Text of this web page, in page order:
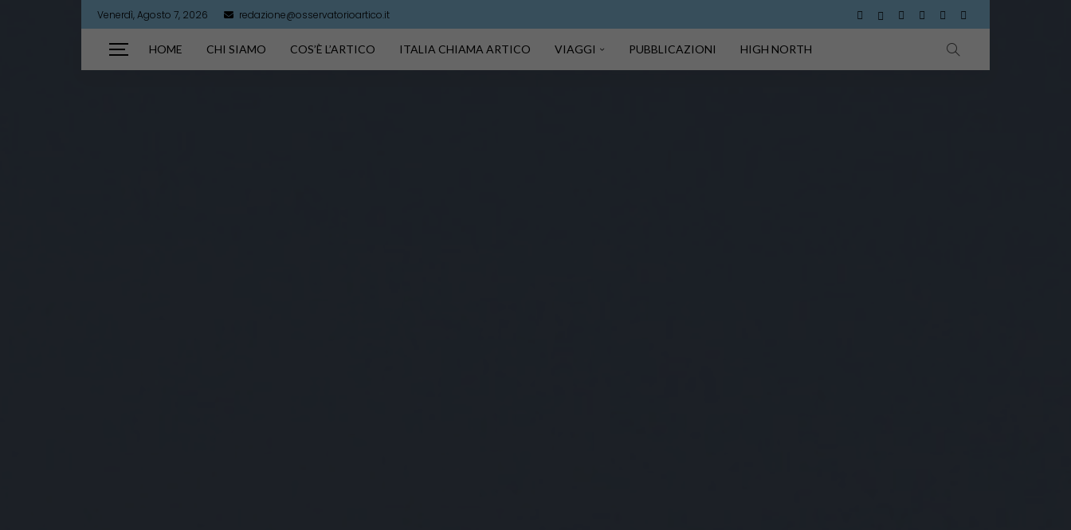
Venerdì, Agosto 7, 2026 redazione@osservatorioartico.it
HOME CHI SIAMO COS’È L’ARTICO ITALIA CHIAMA ARTICO VIAGGI PUBBLICAZIONI HIGH NORTH